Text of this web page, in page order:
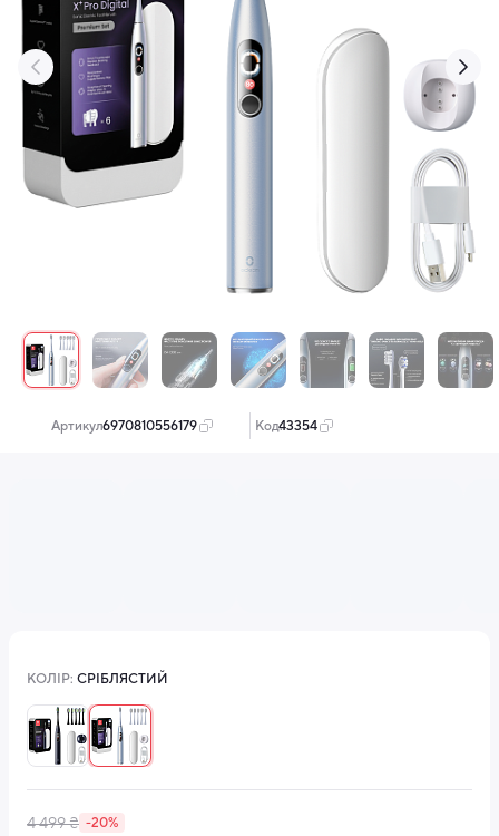
‹ ›
Артикул:6970810556179 Код:43354
КОЛІР: СРІБЛЯСТИЙ
4 499 ₴ -20%